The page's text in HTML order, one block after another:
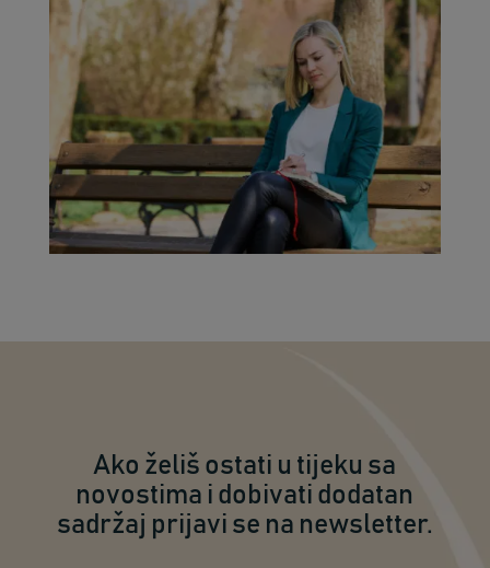
Ako želiš ostati u tijeku sa
novostima i dobivati dodatan
sadržaj prijavi se na newsletter.